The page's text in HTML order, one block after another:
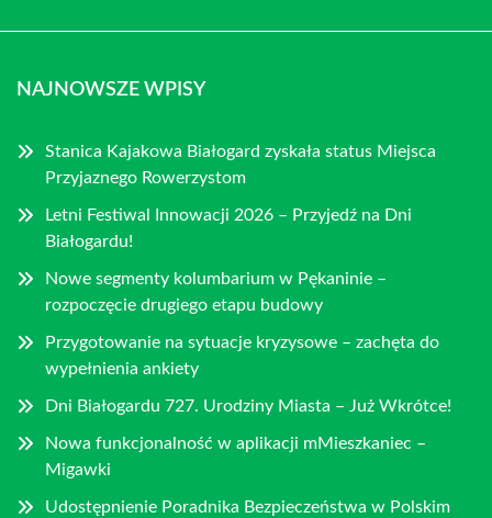
NAJNOWSZE WPISY
Stanica Kajakowa Białogard zyskała status Miejsca
Przyjaznego Rowerzystom
Letni Festiwal Innowacji 2026 – Przyjedź na Dni
Białogardu!
Nowe segmenty kolumbarium w Pękaninie –
rozpoczęcie drugiego etapu budowy
Przygotowanie na sytuacje kryzysowe – zachęta do
wypełnienia ankiety
Dni Białogardu 727. Urodziny Miasta – Już Wkrótce!
Nowa funkcjonalność w aplikacji mMieszkaniec –
Migawki
Udostępnienie Poradnika Bezpieczeństwa w Polskim